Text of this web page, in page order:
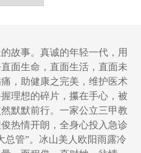
故事。真诚的年轻一代，用
面生命，直面生活，直面未
，助健康之完美，维护医术
理想的碎片，攥在手心，被
默默前行。一家公立三甲教
热情开朗，全身心投入急诊
总管”。冰山美人欧阳雨露冷